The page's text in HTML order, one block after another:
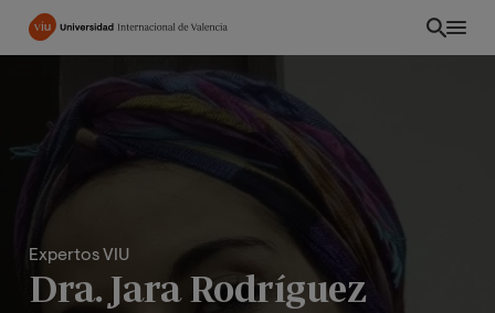
Pasar
Expertos VIU
Dra. Jara Rodríguez